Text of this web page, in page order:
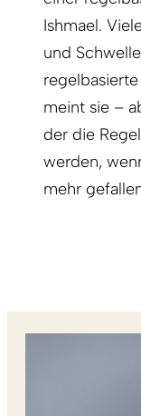
Ishmael.
und
meint sie –
der die
werden,
mehr